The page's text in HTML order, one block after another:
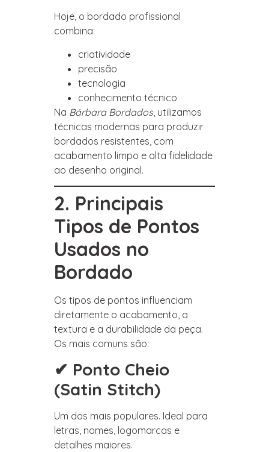
Hoje, o bordado profissional
combina:
criatividade
precisão
tecnologia
conhecimento técnico
Na Bárbara Bordados , utilizamos
técnicas modernas para produzir
bordados resistentes, com
acabamento limpo e alta fidelidade
ao desenho original.
2. Principais
Tipos de Pontos
Usados no
Bordado
Os tipos de pontos influenciam
diretamente o acabamento, a
textura e a durabilidade da peça.
Os mais comuns são:
✔ Ponto Cheio
(Satin Stitch)
Um dos mais populares. Ideal para
letras, nomes, logomarcas e
detalhes maiores.